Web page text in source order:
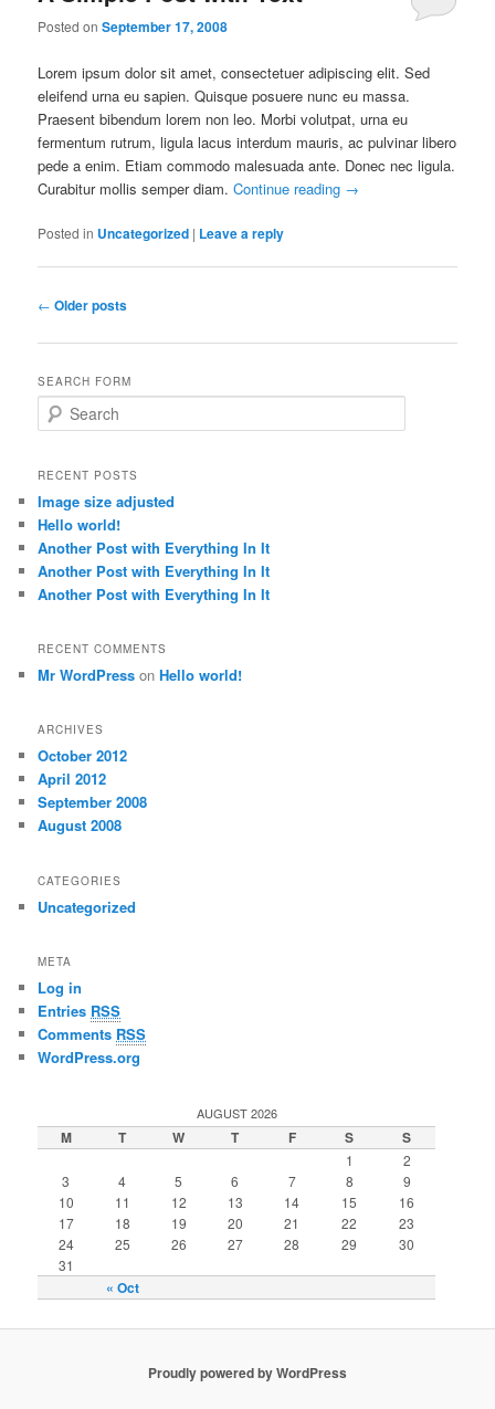
Posted onSeptember 17, 2008
Lorem ipsum dolor sit amet, consectetuer adipiscing elit. Sed
eleifend urna eu sapien. Quisque posuere nunc eu massa.
Praesent bibendum lorem non leo. Morbi volutpat, urna eu
fermentum rutrum, ligula lacus interdum mauris, ac pulvinar libero
pede a enim. Etiam commodo malesuada ante. Donec nec ligula.
Curabitur mollis semper diam.Continue reading →
Posted in Uncategorized | Leave a reply
Post
← Older posts
SEARCH FORM
e
r
h
RECENT POSTS
Image size adjusted
Hello world!
Another Post with Everything In It
Another Post with Everything In It
Another Post with Everything In It
RECENT COMMENTS
Mr WordPress onHello world!
ARCHIVES
October 2012
April 2012
September 2008
August 2008
CATEGORIES
Uncategorized
META
Log in
Entries RSS
Comments RSS
WordPress.org
AUGUST 2026
M T W T F S S
« Oct
1
2
3
4 5 6 7 8
9
10
11 12 13 14 15
16
17
18 19 20 21 22
23
24
25 26 27 28 29
30
31
Proudly powered by WordPress